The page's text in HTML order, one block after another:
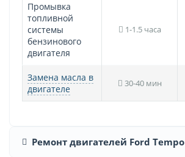
Промывка
топливной
системы
бензинового
двигателя
1-1.5 часа
Замена масла в
двигателе
30-40 мин
Ремонт двигателей Ford Tempo